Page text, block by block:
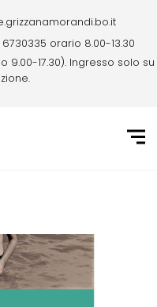
orario 8.00-13.30
9.00-17.30). Ingresso solo su